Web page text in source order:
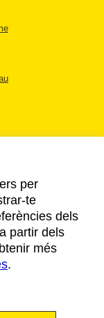
per
te
dels
partir dels
més
.